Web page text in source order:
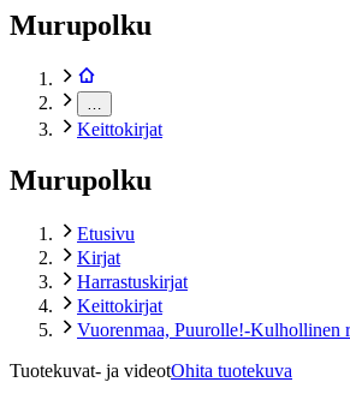
Murupolku
Keittokirjat
Murupolku
Etusivu
Kirjat
Harrastuskirjat
Keittokirjat
Vuorenmaa, Puurolle!-Kulhollinen
Tuotekuvat- ja videotOhita tuotekuva